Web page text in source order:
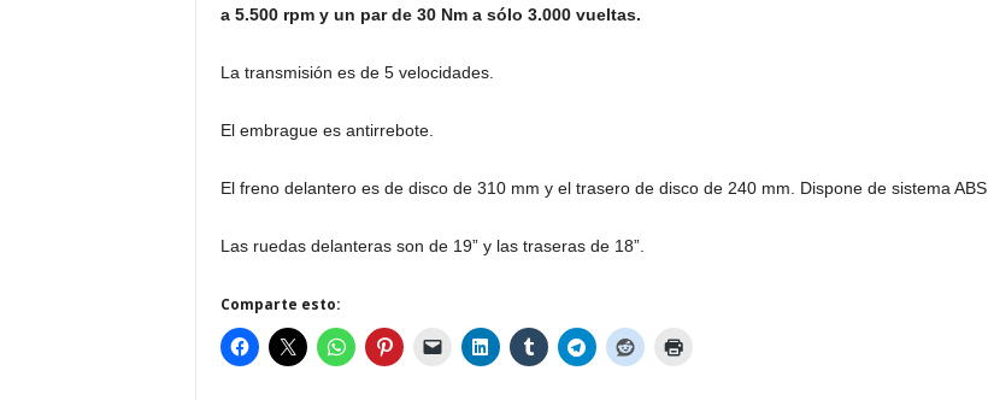
a 5.500 rpm y un par de 30 Nm a sólo 3.000 vueltas.
La transmisión es de 5 velocidades.
El embrague es antirrebote.
El freno delantero es de disco de 310 mm y el trasero de disco de 240 mm. Dispone de sistema ABS.
Las ruedas delanteras son de 19” y las traseras de 18”.
Comparte esto: